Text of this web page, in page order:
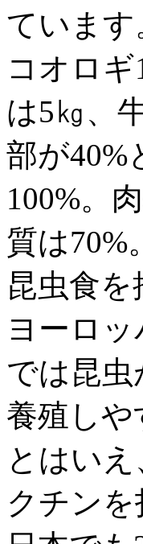
ています
コオロ
は5㎏、
部が40%
100%。
質は70%
昆虫食
ヨーロ
では昆
養殖し
とはい
クチン